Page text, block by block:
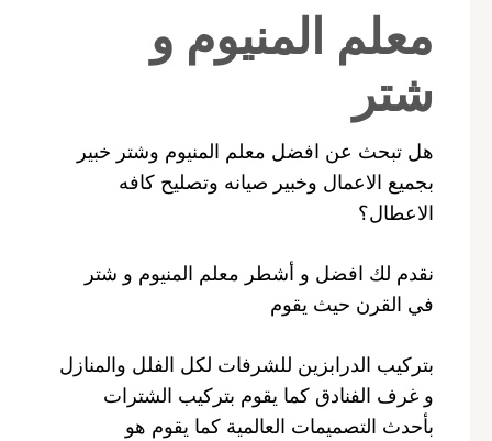
معلم المنيوم و
شتر
هل تبحث عن افضل معلم المنيوم وشتر خبير
بجميع الاعمال وخبير صيانه وتصليح كافه
الاعطال؟
نقدم لك افضل و أشطر معلم المنيوم و شتر
في القرن حيث يقوم
بتركيب الدرابزين للشرفات لكل الفلل والمنازل
و غرف الفنادق كما يقوم بتركيب الشترات
بأحدث التصميمات العالمية كما يقوم هو